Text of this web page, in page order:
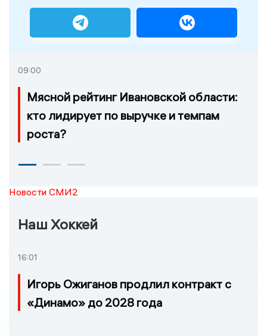
09:00
Мясной рейтинг Ивановской области:
кто лидирует по выручке и темпам
роста?
Новости СМИ2
Наш Хоккей
16:01
Игорь Ожиганов продлил контракт с
«Динамо» до 2028 года